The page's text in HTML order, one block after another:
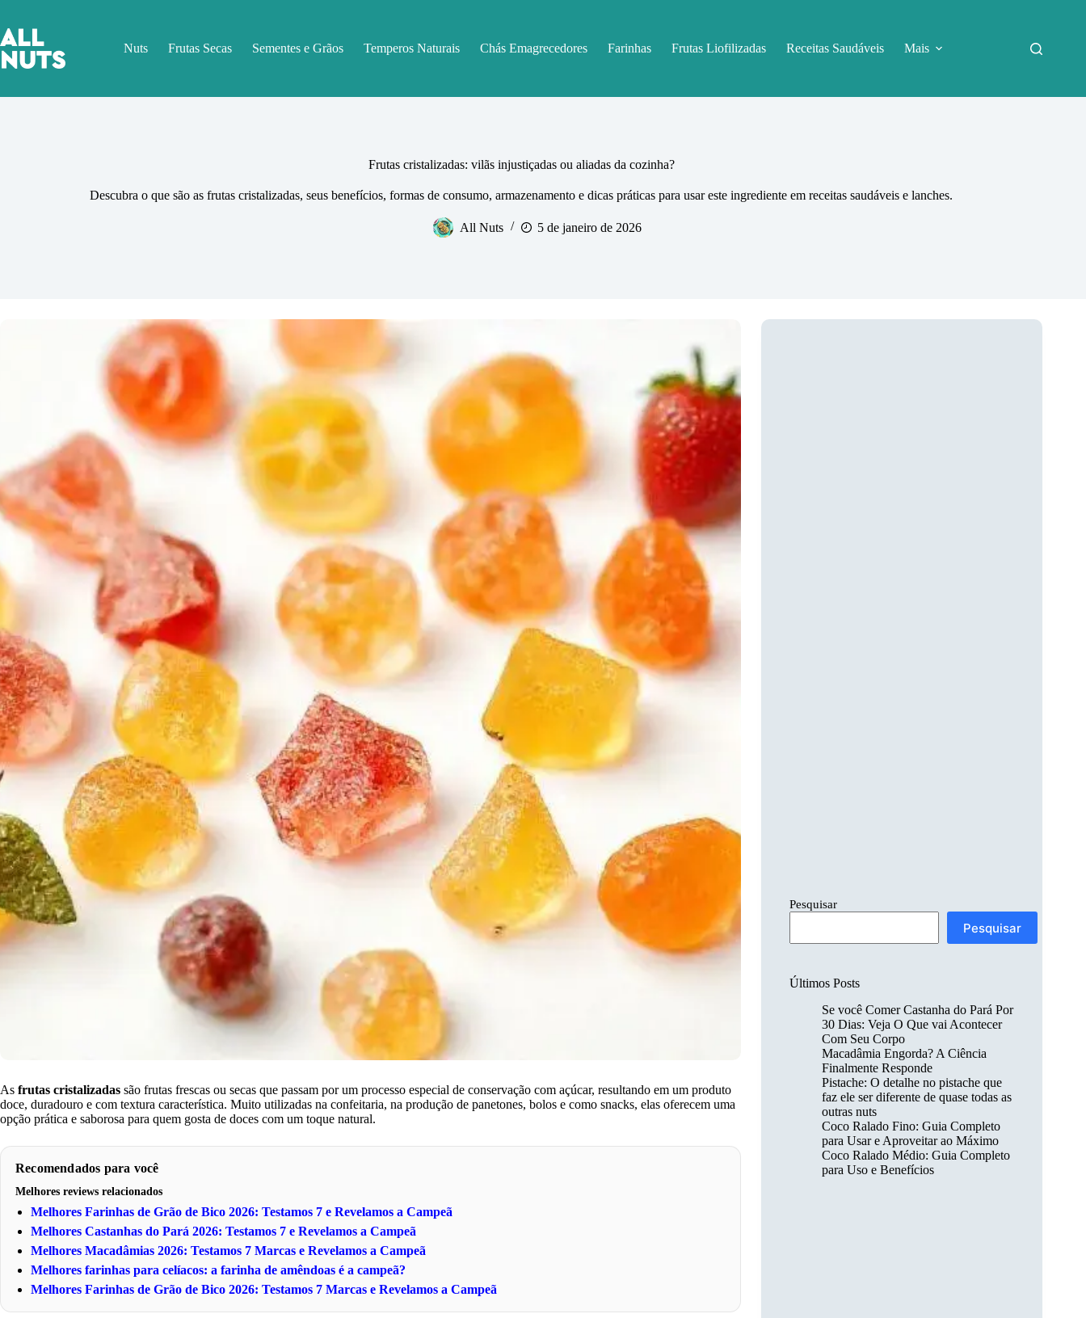
o
conteúdo
Nuts Frutas Secas Sementes e Grãos Temperos Naturais Chás Emagrecedores Farinhas Frutas Liofilizadas Receitas Saudáveis Mais
Frutas cristalizadas: vilãs injustiçadas ou aliadas da cozinha?
Descubra o que são as frutas cristalizadas, seus benefícios, formas de consumo, armazenamento e dicas práticas para usar este ingrediente em receitas saudáveis e lanches.
All Nuts 5 de janeiro de 2026
As frutas cristalizadas são frutas frescas ou secas que passam por um processo especial de conservação com açúcar, resultando em um produto
doce, duradouro e com textura característica. Muito utilizadas na confeitaria, na produção de panetones, bolos e como snacks, elas oferecem uma
opção prática e saborosa para quem gosta de doces com um toque natural.
Recomendados para você
Melhores reviews relacionados
Melhores Farinhas de Grão de Bico 2026: Testamos 7 e Revelamos a Campeã
Melhores Castanhas do Pará 2026: Testamos 7 e Revelamos a Campeã
Melhores Macadâmias 2026: Testamos 7 Marcas e Revelamos a Campeã
Melhores farinhas para celíacos: a farinha de amêndoas é a campeã?
Melhores Farinhas de Grão de Bico 2026: Testamos 7 Marcas e Revelamos a Campeã
Pesquisar
Pesquisar
Últimos Posts
Se você Comer Castanha do Pará Por
30 Dias: Veja O Que vai Acontecer
Com Seu Corpo
Macadâmia Engorda? A Ciência
Finalmente Responde
Pistache: O detalhe no pistache que
faz ele ser diferente de quase todas as
outras nuts
Coco Ralado Fino: Guia Completo
para Usar e Aproveitar ao Máximo
Coco Ralado Médio: Guia Completo
para Uso e Benefícios